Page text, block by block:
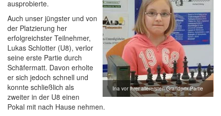
Ina vor ihrer allerersten Grandprix-Partie
ausprobierte.
Auch unser jüngster und von
der Platzierung her
erfolgreichster Teilnehmer,
Lukas Schlotter (U8), verlor
seine erste Partie durch
Schäfermatt. Davon erholte
er sich jedoch schnell und
konnte schließlich als
zweiter in der U8 einen
Pokal mit nach Hause nehmen.